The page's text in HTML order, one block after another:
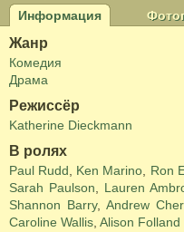
Информация
Жанр
Комедия
Драма
Режиссёр
Katherine Dieckmann
В ролях
Paul Rudd Ken Marino Ron
Sarah Paulson
Lauren
Shannon Barry, Andrew
Caroline Wallis Alison Folland